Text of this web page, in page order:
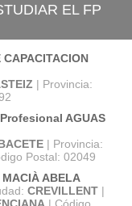
EL FP
| Provincia:
AGUAS
| Provincia:
Postal: 02049
ABELA
CREVILLENT |
| Código